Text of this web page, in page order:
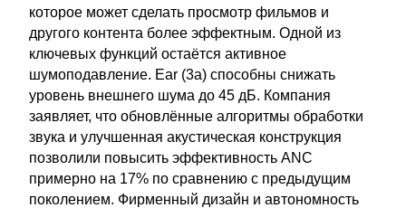
которое может сделать просмотр фильмов и
другого контента более эффектным. Одной из
ключевых функций остаётся активное
шумоподавление. Ear (3a) способны снижать
уровень внешнего шума до 45 дБ. Компания
заявляет, что обновлённые алгоритмы обработки
звука и улучшенная акустическая конструкция
позволили повысить эффективность ANC
примерно на 17% по сравнению с предыдущим
поколением. Фирменный дизайн и автономность